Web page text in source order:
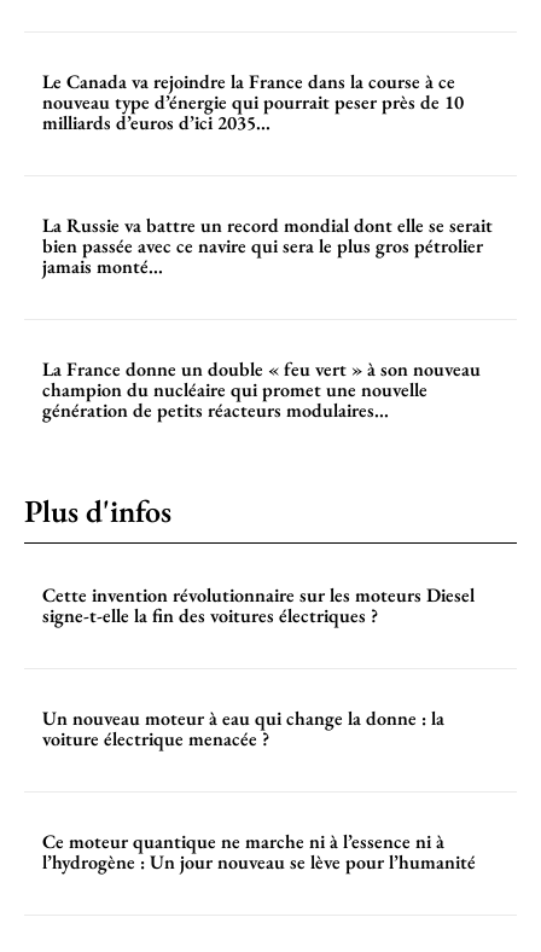
Le Canada va rejoindre la France dans la course à ce
nouveau type d’énergie qui pourrait peser près de 10
milliards d’euros d’ici 2035...
La Russie va battre un record mondial dont elle se serait
bien passée avec ce navire qui sera le plus gros pétrolier
jamais monté...
La France donne un double « feu vert » à son nouveau
champion du nucléaire qui promet une nouvelle
génération de petits réacteurs modulaires...
Plus d'infos
Cette invention révolutionnaire sur les moteurs Diesel
signe-t-elle la fin des voitures électriques ?
Un nouveau moteur à eau qui change la donne : la
voiture électrique menacée ?
Ce moteur quantique ne marche ni à l’essence ni à
l’hydrogène : Un jour nouveau se lève pour l’humanité